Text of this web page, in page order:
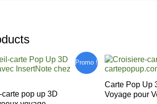
Promo !
pop up 3D
Carte Pop Up
Voyage pour
Original
price
7,10 €.